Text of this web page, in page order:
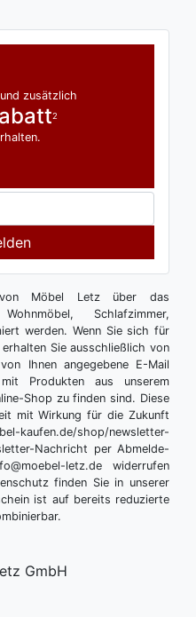
zusätzlich
2
Möbel Letz über das
Schlafzimmer,
werden. Wenn Sie sich für
Sie ausschließlich von
Ihnen angegebene E-Mail
Produkten aus unserem
Shop zu finden sind. Diese
mit Wirkung für die Zukunft
shop/newsletter-
Nachricht per Abmelde-
letz.de widerrufen
finden Sie in unserer
ist auf bereits reduzierte
GmbH